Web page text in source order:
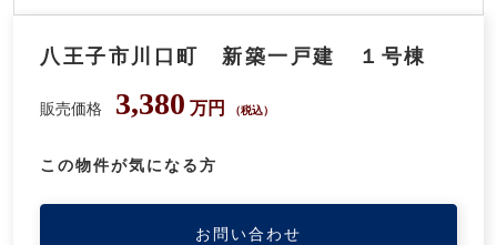
八王子市川口町 新築一戸建 １号棟
販売価格 3,380 万円 （税込）
この物件が気になる方
お問い合わせ